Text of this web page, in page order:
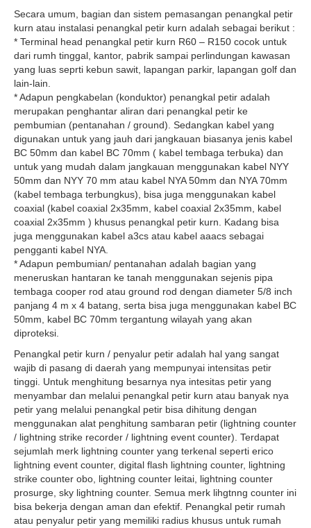
Secara umum, bagian dan sistem pemasangan penangkal petir
kurn atau instalasi penangkal petir kurn adalah sebagai berikut :
* Terminal head penangkal petir kurn R60 – R150 cocok untuk
dari rumh tinggal, kantor, pabrik sampai perlindungan kawasan
yang luas seprti kebun sawit, lapangan parkir, lapangan golf dan
lain-lain.
* Adapun pengkabelan (konduktor) penangkal petir adalah
merupakan penghantar aliran dari penangkal petir ke
pembumian (pentanahan / ground). Sedangkan kabel yang
digunakan untuk yang jauh dari jangkauan biasanya jenis kabel
BC 50mm dan kabel BC 70mm ( kabel tembaga terbuka) dan
untuk yang mudah dalam jangkauan menggunakan kabel NYY
50mm dan NYY 70 mm atau kabel NYA 50mm dan NYA 70mm
(kabel tembaga terbungkus), bisa juga menggunakan kabel
coaxial (kabel coaxial 2x35mm, kabel coaxial 2x35mm, kabel
coaxial 2x35mm ) khusus penangkal petir kurn. Kadang bisa
juga menggunakan kabel a3cs atau kabel aaacs sebagai
pengganti kabel NYA.
* Adapun pembumian/ pentanahan adalah bagian yang
meneruskan hantaran ke tanah menggunakan sejenis pipa
tembaga cooper rod atau ground rod dengan diameter 5/8 inch
panjang 4 m x 4 batang, serta bisa juga menggunakan kabel BC
50mm, kabel BC 70mm tergantung wilayah yang akan
diproteksi.
Penangkal petir kurn / penyalur petir adalah hal yang sangat
wajib di pasang di daerah yang mempunyai intensitas petir
tinggi. Untuk menghitung besarnya nya intesitas petir yang
menyambar dan melalui penangkal petir kurn atau banyak nya
petir yang melalui penangkal petir bisa dihitung dengan
menggunakan alat penghitung sambaran petir (lightning counter
/ lightning strike recorder / lightning event counter). Terdapat
sejumlah merk lightning counter yang terkenal seperti erico
lightning event counter, digital flash lightning counter, lightning
strike counter obo, lightning counter leitai, lightning counter
prosurge, sky lightning counter. Semua merk lihgtnng counter ini
bisa bekerja dengan aman dan efektif. Penangkal petir rumah
atau penyalur petir yang memiliki radius khusus untuk rumah